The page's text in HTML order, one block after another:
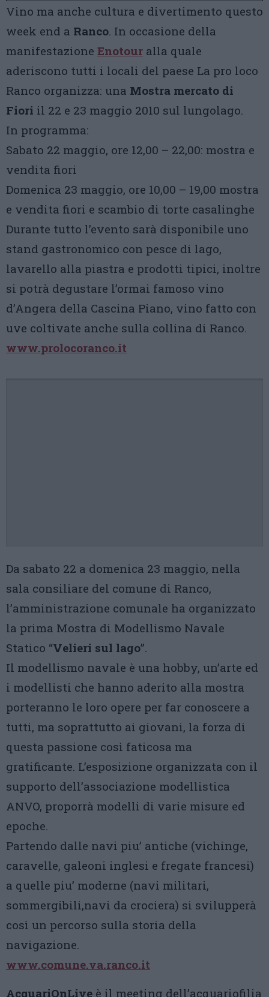
Vino ma anche cultura e divertimento questo
week end a Ranco. In occasione della
manifestazione Enotour alla quale
aderiscono tutti i locali del paese La pro loco
Ranco organizza: una Mostra mercato di
Fiori il 22 e 23 maggio 2010 sul lungolago.
In programma:
Sabato 22 maggio, ore 12,00 – 22,00: mostra e
vendita fiori
Domenica 23 maggio, ore 10,00 – 19,00 mostra
e vendita fiori e scambio di torte casalinghe
Durante tutto l’evento sarà disponibile uno
stand gastronomico con pesce di lago,
lavarello alla piastra e prodotti tipici, inoltre
si potrà degustare l’ormai famoso vino
d’Angera della Cascina Piano, vino fatto con
uve coltivate anche sulla collina di Ranco.
www.prolocoranco.it
Da sabato 22 a domenica 23 maggio, nella
sala consiliare del comune di Ranco,
l’amministrazione comunale ha organizzato
la prima Mostra di Modellismo Navale
Statico “Velieri sul lago”.
Il modellismo navale è una hobby, un’arte ed
i modellisti che hanno aderito alla mostra
porteranno le loro opere per far conoscere a
tutti, ma soprattutto ai giovani, la forza di
questa passione così faticosa ma
gratificante. L’esposizione organizzata con il
supporto dell’associazione modellistica
ANVO, proporrà modelli di varie misure ed
epoche.
Partendo dalle navi piu’ antiche (vichinge,
caravelle, galeoni inglesi e fregate francesi)
a quelle piu’ moderne (navi militari,
sommergibili,navi da crociera) si svilupperà
così un percorso sulla storia della
navigazione.
www.comune.va.ranco.it
AcquariOnLive è il meeting dell’acquariofilia